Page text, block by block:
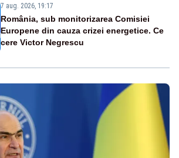
7 aug. 2026, 19:17
România, sub monitorizarea Comisiei
Europene din cauza crizei energetice. Ce
cere Victor Negrescu